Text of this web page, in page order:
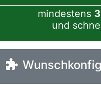
mindestens
und